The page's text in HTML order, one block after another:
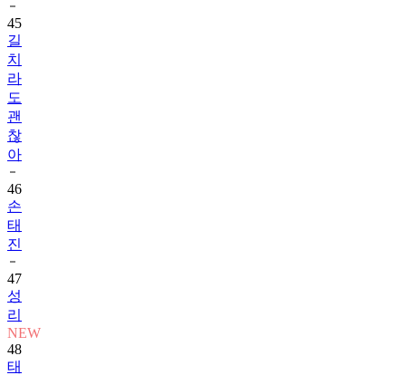
45
길
치
라
도
괜
찮
아
46
손
태
진
47
성
리
NEW
48
태